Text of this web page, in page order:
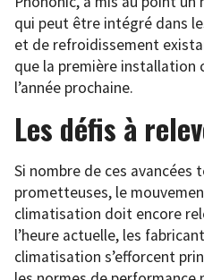
qui peut être intégré dans
et de refroidissement
que la première installation
l’année prochaine.
Les défis à
Si nombre de ces avancées
prometteuses, le
climatisation doit encore
l’heure actuelle, les
climatisation s’efforcent